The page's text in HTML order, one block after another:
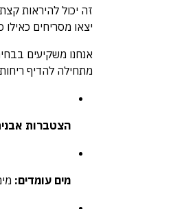
זה יכול להיראות
יצאו מסריחים
אנחנו משקיעים
מתחילה להדיף
הצטברות
מים עומדים: